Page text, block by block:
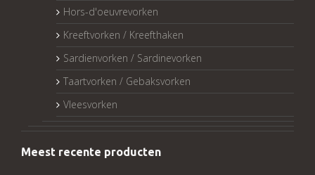
Hors-d'oeuvrevorken
Kreeftvorken / Kreefthaken
Sardienvorken / Sardinevorken
Taartvorken / Gebaksvorken
Vleesvorken
Meest recente producten